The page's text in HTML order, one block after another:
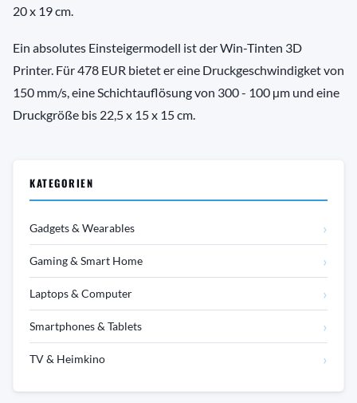
20 x 19 cm.
Ein absolutes Einsteigermodell ist der Win-Tinten 3D
Printer. Für 478 EUR bietet er eine Druckgeschwindigket von
150 mm/s, eine Schichtauflösung von 300 - 100 µm und eine
Druckgröße bis 22,5 x 15 x 15 cm.
KATEGORIEN
Gadgets & Wearables ›
Gaming & Smart Home ›
Laptops & Computer ›
Smartphones & Tablets ›
TV & Heimkino ›